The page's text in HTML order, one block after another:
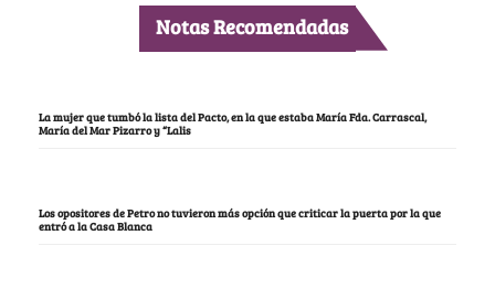
Notas Recomendadas
La mujer que tumbó la lista del Pacto, en la que estaba María Fda. Carrascal,
María del Mar Pizarro y “Lalis
Los opositores de Petro no tuvieron más opción que criticar la puerta por la que
entró a la Casa Blanca